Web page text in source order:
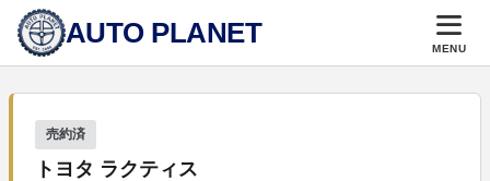
AUTO PLANET MENU
売約済
トヨタ ラクティス